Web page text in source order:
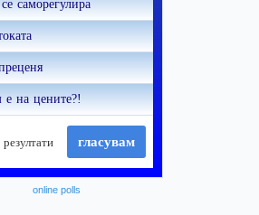
online polls